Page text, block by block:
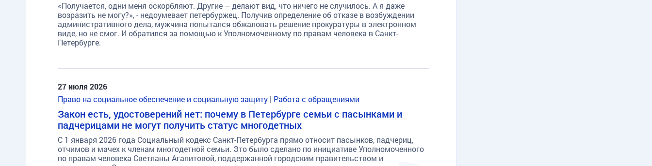
«Получается, одни меня оскорбляют. Другие – делают вид, что ничего не случилось. А я даже
возразить не могу?», - недоумевает петербуржец. Получив определение об отказе в возбуждении
административного дела, мужчина попытался обжаловать решение прокуратуры в электронном
виде, но не смог. И обратился за помощью к Уполномоченному по правам человека в Санкт-
Петербурге.
27 июля 2026
Право на социальное обеспечение и социальную защиту | Работа с обращениями
Закон есть, удостоверений нет: почему в Петербурге семьи с пасынками и
падчерицами не могут получить статус многодетных
С 1 января 2026 года Социальный кодекс Санкт-Петербурга прямо относит пасынков, падчериц,
отчимов и мачех к членам многодетной семьи. Это было сделано по инициативе Уполномоченного
по правам человека Светланы Агапитовой, поддержанной городским правительством и